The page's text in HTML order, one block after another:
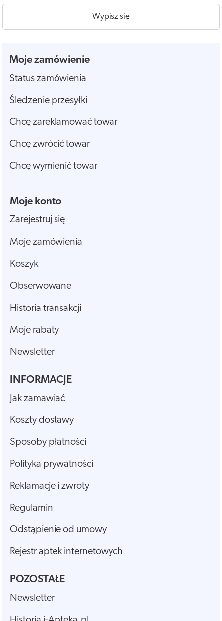
Wypisz się
Moje zamówienie
Status zamówienia
Śledzenie przesyłki
Chcę zareklamować towar
Chcę zwrócić towar
Chcę wymienić towar
Moje konto
Zarejestruj się
Moje zamówienia
Koszyk
Obserwowane
Historia transakcji
Moje rabaty
Newsletter
INFORMACJE
Jak zamawiać
Koszty dostawy
Sposoby płatności
Polityka prywatności
Reklamacje i zwroty
Regulamin
Odstąpienie od umowy
Rejestr aptek internetowych
POZOSTAŁE
Newsletter